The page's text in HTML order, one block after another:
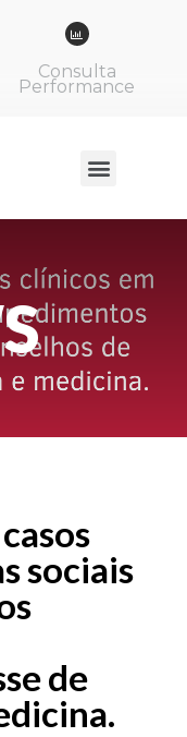
Consulta
Performance
sociais
de